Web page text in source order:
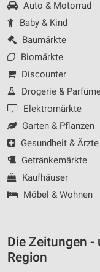
Auto & Motorrad
Baby & Kind
Baumärkte
Biomärkte
Discounter
Drogerie &
Elektromärkte
Garten & Pflanzen
Gesundheit & Ärzte
Getränkemärkte
Kaufhäuser
Möbel & Wohnen
Die Zeitungen -
Region